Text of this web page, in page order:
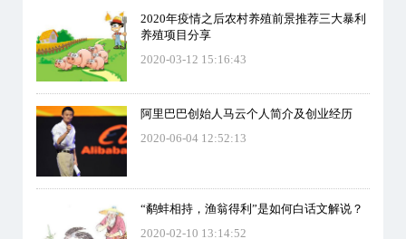
2020年疫情之后农村养殖前景推荐三大暴利
养殖项目分享
2020-03-12 15:16:43
阿里巴巴创始人马云个人简介及创业经历
2020-06-04 12:52:13
“鹬蚌相持，渔翁得利”是如何白话文解说？
2020-02-10 13:14:52